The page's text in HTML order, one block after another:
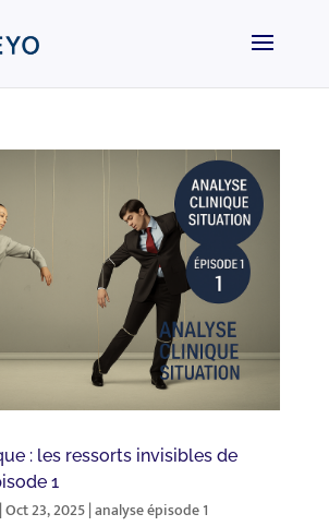
: les ressorts invisibles de
1
Oct 23, 2025|analyse épisode 1